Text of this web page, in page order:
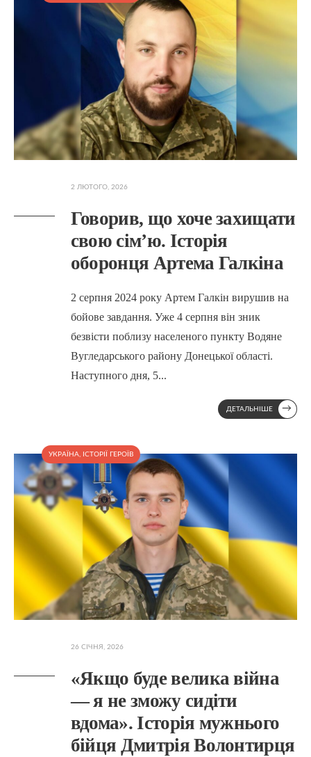
2 ЛЮТОГО, 2026
Говорив, що хоче захищати
свою сім’ю. Історія
оборонця Артема Галкіна
2 серпня 2024 року Артем Галкін вирушив на
бойове завдання. Уже 4 серпня він зник
безвісти поблизу населеного пункту Водяне
Вугледарського району Донецької області.
Наступного дня, 5...
ДЕТАЛЬНІШЕ →
УКРАЇНА ІСТОРІЇ ГЕРОЇВ
26 СІЧНЯ, 2026
«Якщо буде велика війна
— я не зможу сидіти
вдома». Історія мужнього
бійця Дмитрія Волонтирця